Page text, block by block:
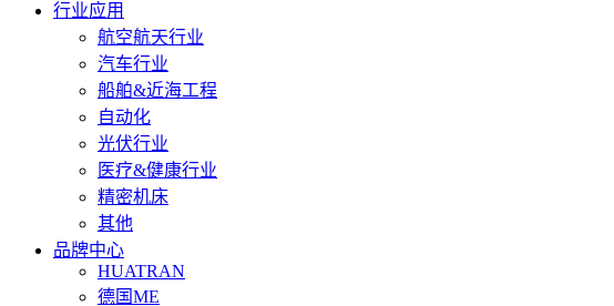
行业应用
航空航天行业
汽车行业
船舶&近海工程
自动化
光伏行业
医疗&健康行业
精密机床
其他
品牌中心
HUATRAN
德国ME